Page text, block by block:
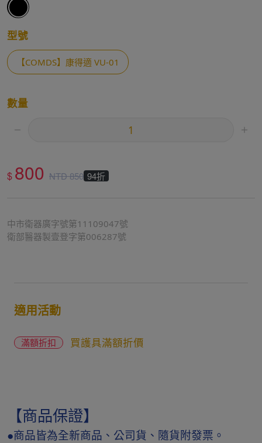
型號
【COMDS】康得適 VU-01
數量
$ 800 NTD850 94折
中市衛器廣字號第11109047號
衛部醫器製壹登字第006287號
適用活動
滿額折扣 買護具滿額折價
【商品保證】
●商品皆為全新商品、公司貨、隨貨附發票。